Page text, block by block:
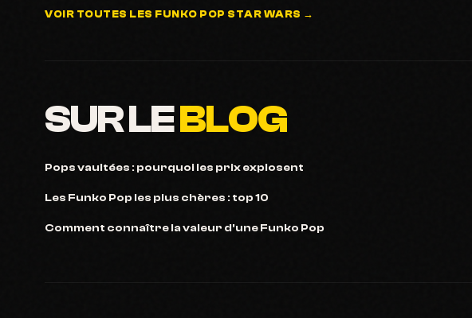
VOIR TOUTES LES FUNKO POP STAR WARS →
SUR LEBLOG
Pops vaultées : pourquoi les prix explosent
Les Funko Pop les plus chères : top 10
Comment connaître la valeur d'une Funko Pop